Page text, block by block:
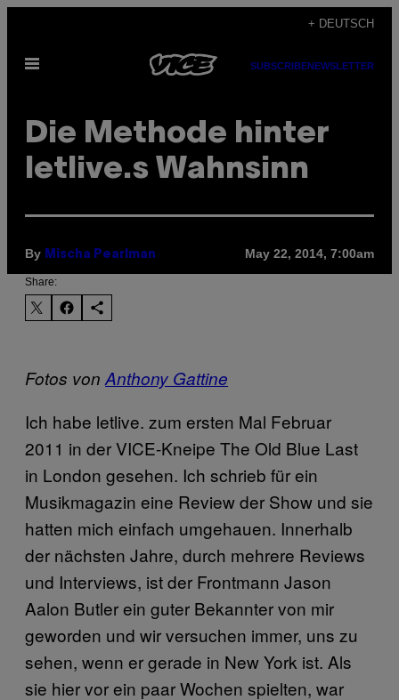
content
+ DEUTSCH
Open
SUBSCRIBENEWSLETTER
Die Methode hinter
letlive.s Wahnsinn
By Mischa Pearlman May 22, 2014, 7:00am
Share:
Fotos von Anthony Gattine
Ich habe letlive. zum ersten Mal Februar
2011 in der VICE-Kneipe The Old Blue Last
in London gesehen. Ich schrieb für ein
Musikmagazin eine Review der Show und sie
hatten mich einfach umgehauen. Innerhalb
der nächsten Jahre, durch mehrere Reviews
und Interviews, ist der Frontmann Jason
Aalon Butler ein guter Bekannter von mir
geworden und wir versuchen immer, uns zu
sehen, wenn er gerade in New York ist. Als
sie hier vor ein paar Wochen spielten, war